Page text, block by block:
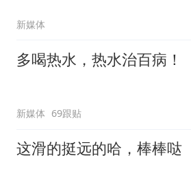
新媒体
多喝热水，热水治百病！
新媒体 69跟贴
这滑的挺远的哈，棒棒哒